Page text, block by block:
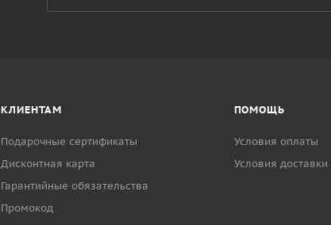
КЛИЕНТАМ
Подарочные сертификаты
Дисконтная карта
Гарантийные обязательства
Промокод
ПОМОЩЬ
Условия оплаты
Условия доставки